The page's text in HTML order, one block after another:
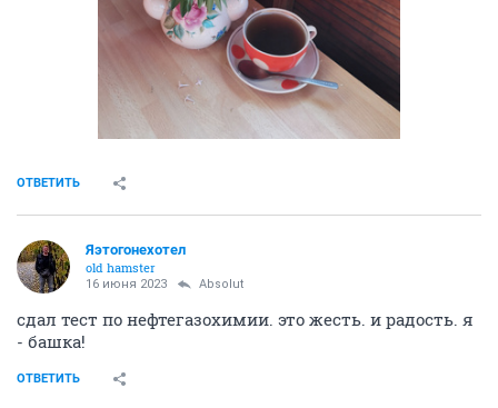
ОТВЕТИТЬ
Яэтогонехотел
old hamster
16 июня 2023 Absolut
сдал тест по нефтегазохимии. это жесть. и радость. я
- башка!
ОТВЕТИТЬ